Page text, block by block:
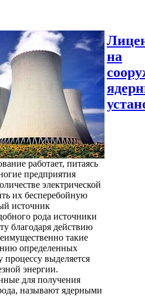
работает, питаясь
предприятия
электрической
их бесперебойную
источник
рода источники
благодаря действию
такие
определенных
процессу выделяется
энергии.
для получения
называют ядерными
на